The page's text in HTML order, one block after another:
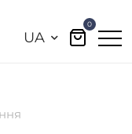
UA
0